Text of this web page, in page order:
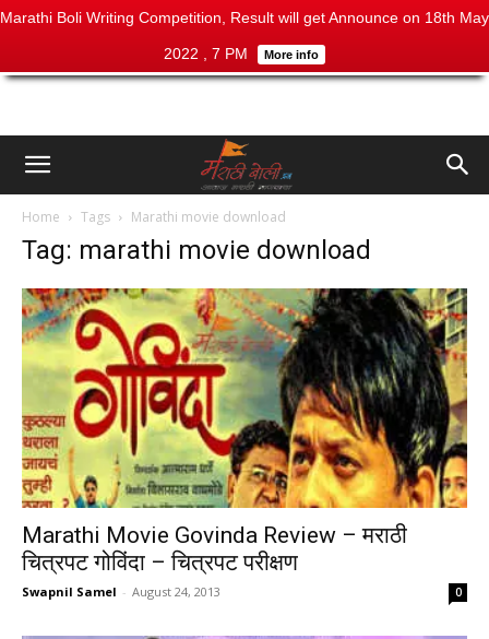
Marathi Boli Writing Competition, Result will get Announce on 18th May
2022 , 7 PM More info
Home Tags Marathi movie download
Tag: marathi movie download
Marathi Movie Govinda Review – मराठी
चित्रपट गोविंदा – चित्रपट परीक्षण
Swapnil Samel - August 24, 2013 0